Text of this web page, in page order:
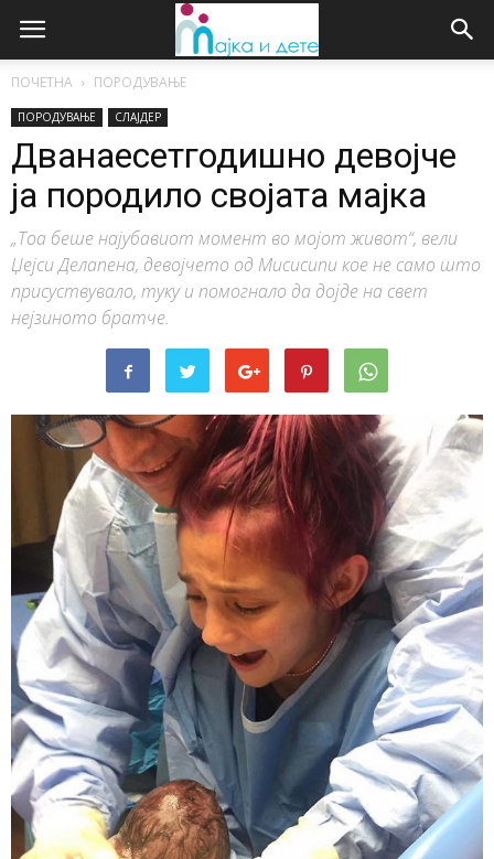
ПОЧЕТНА ПОРОДУВАЊЕ
ПОРОДУВАЊЕ СЛАЈДЕР
Дванаесетгодишно девојче
ја породило својата мајка
„Тоа беше најубавиот момент во мојот живот“, вели
Џејси Делапена, девојчето од Мисисипи кое не само што
присуствувало, туку и помогнало да дојде на свет
нејзиното братче.